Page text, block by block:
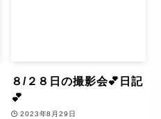
８/２８日の撮影会💕日記
💕
2023年8月29日